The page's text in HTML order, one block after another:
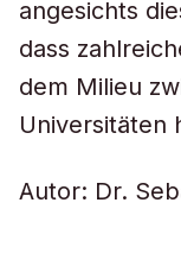
angesichts
dass
dem Milieu
Universitäten
Autor: Dr.